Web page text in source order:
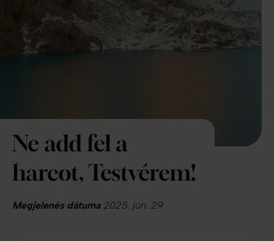
Ne add fel a
harcot, Testvérem!
Megjelenés dátuma2025. jún. 29.